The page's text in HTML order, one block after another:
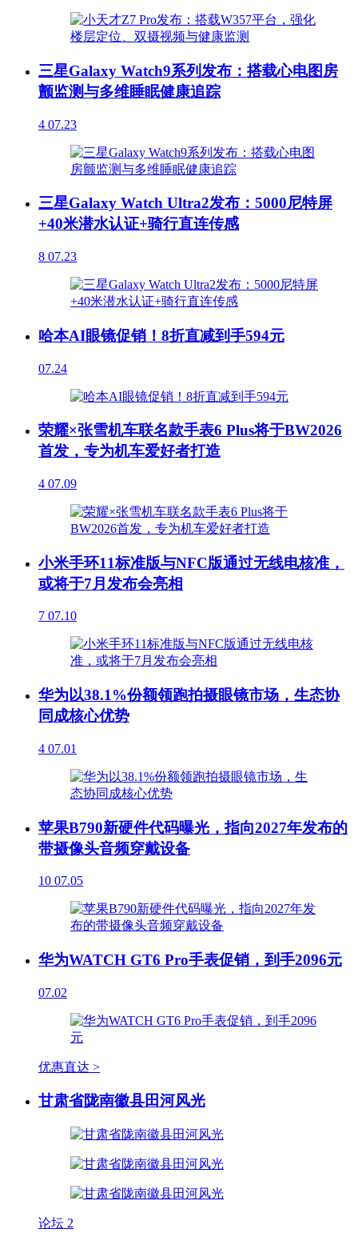
三星Galaxy Watch9系列发布：搭载心电图房
颤监测与多维睡眠健康追踪
4 07.23
三星Galaxy Watch Ultra2发布：5000尼特屏
+40米潜水认证+骑行直连传感
8 07.23
哈本AI眼镜促销！8折直减到手594元
07.24
荣耀×张雪机车联名款手表6 Plus将于BW2026
首发，专为机车爱好者打造
4 07.09
小米手环11标准版与NFC版通过无线电核准，
或将于7月发布会亮相
7 07.10
华为以38.1%份额领跑拍摄眼镜市场，生态协
同成核心优势
4 07.01
苹果B790新硬件代码曝光，指向2027年发布的
带摄像头音频穿戴设备
10 07.05
华为WATCH GT6 Pro手表促销，到手2096元
07.02
优惠直达 >
甘肃省陇南徽县田河风光
论坛 2